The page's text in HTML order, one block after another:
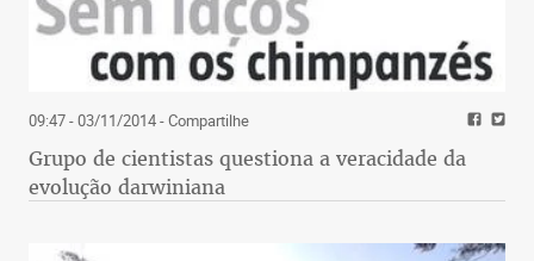
09:47 - 03/11/2014- Compartilhe
Grupo de cientistas questiona a veracidade da
evolução darwiniana